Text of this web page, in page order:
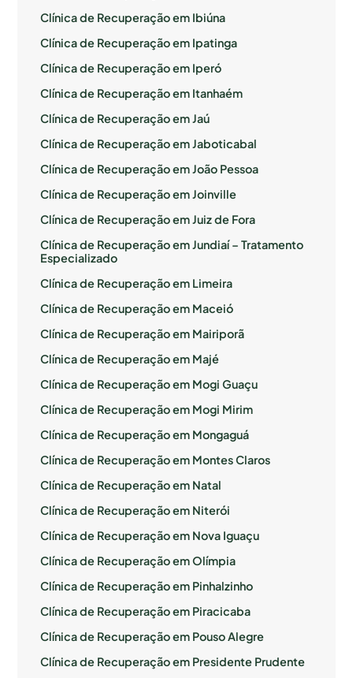
Clínica de Recuperação em Ibiúna
Clínica de Recuperação em Ipatinga
Clínica de Recuperação em Iperó
Clínica de Recuperação em Itanhaém
Clínica de Recuperação em Jaú
Clínica de Recuperação em Jaboticabal
Clínica de Recuperação em João Pessoa
Clínica de Recuperação em Joinville
Clínica de Recuperação em Juiz de Fora
Clínica de Recuperação em Jundiaí – Tratamento
Especializado
Clínica de Recuperação em Limeira
Clínica de Recuperação em Maceió
Clínica de Recuperação em Mairiporã
Clínica de Recuperação em Majé
Clínica de Recuperação em Mogi Guaçu
Clínica de Recuperação em Mogi Mirim
Clínica de Recuperação em Mongaguá
Clínica de Recuperação em Montes Claros
Clínica de Recuperação em Natal
Clínica de Recuperação em Niterói
Clínica de Recuperação em Nova Iguaçu
Clínica de Recuperação em Olímpia
Clínica de Recuperação em Pinhalzinho
Clínica de Recuperação em Piracicaba
Clínica de Recuperação em Pouso Alegre
Clínica de Recuperação em Presidente Prudente